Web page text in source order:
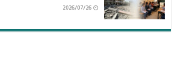
2026/07/26